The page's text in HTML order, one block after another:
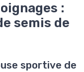
:
semis de
sportive de